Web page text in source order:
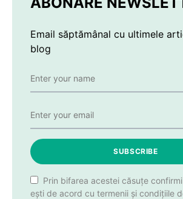
Email săptămânal cu ultimele
blog
SUBSCRIBE
Prin bifarea acestei căsuțe
ești de acord cu termenii și condițiile